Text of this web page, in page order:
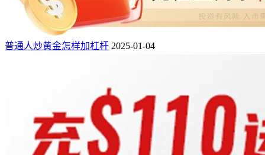
普通人炒黄金怎样加杠杆 2025-01-04